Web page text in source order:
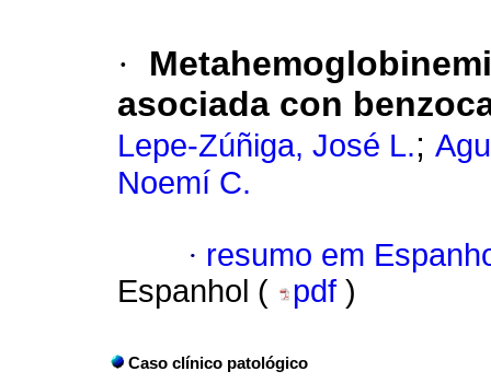
·
asociada con
Lepe-Zúñiga, José L.;
Noemí C.
· resumo em
Espanhol (
pdf )
Caso clínico patológico